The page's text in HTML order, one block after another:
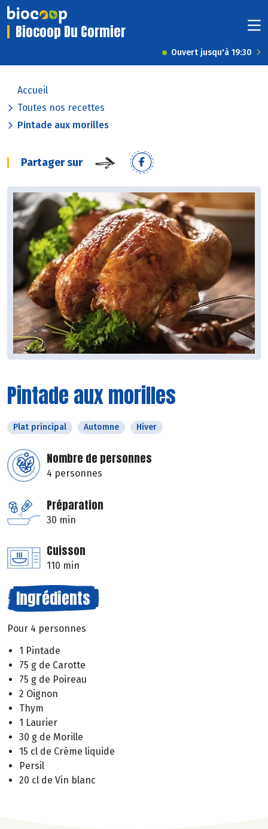
Biocoop Du Cormier
Ouvert jusqu'à 19:30
Accueil
Toutes nos recettes
Pintade aux morilles
Partager sur
Pintade aux morilles
Plat principal Automne Hiver
Nombre de personnes
4 personnes
Préparation
30 min
Cuisson
110 min
Ingrédients
Pour 4 personnes
1 Pintade
75 g de Carotte
75 g de Poireau
2 Oignon
Thym
1 Laurier
30 g de Morille
15 cl de Crème liquide
Persil
20 cl de Vin blanc